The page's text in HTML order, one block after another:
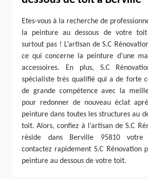
Etes-vous à la recherche de
la peinture au dessous de votre toit
surtout pas ! L’artisan de S.C
ce qui concerne la peinture d’une
accessoires. En plus, S.C
spécialiste très qualifié qui a de forte
de grande compétence avec la
pour redonner de nouveau éclat
peinture dans toutes les structures au
toit. Alors, confiez à l’artisan de S.C
réside dans Berville 95810 votre
contactez rapidement S.C Rénovation
peinture au dessous de votre toit.